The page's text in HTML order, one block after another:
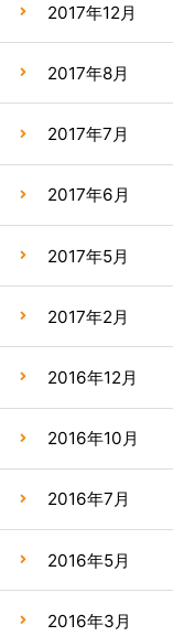
2017年12月
2017年8月
2017年7月
2017年6月
2017年5月
2017年2月
2016年12月
2016年10月
2016年7月
2016年5月
2016年3月